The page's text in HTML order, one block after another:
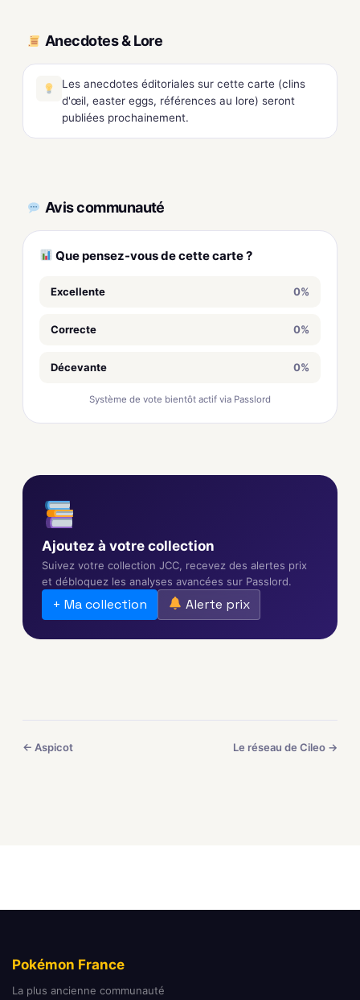
Anecdotes & Lore
Les anecdotes éditoriales sur cette carte (clins
d'œil, easter eggs, références au lore) seront
publiées prochainement.
Avis communauté
Que pensez-vous de cette carte ?
Excellente 0%
Correcte 0%
Décevante 0%
Système de vote bientôt actif via Passlord
Ajoutez à votre collection
Suivez votre collection JCC, recevez des alertes prix
et débloquez les analyses avancées sur Passlord.
+ Ma collection Alerte prix
← Aspicot Le réseau de Cileo →
Pokémon France
La plus ancienne communauté